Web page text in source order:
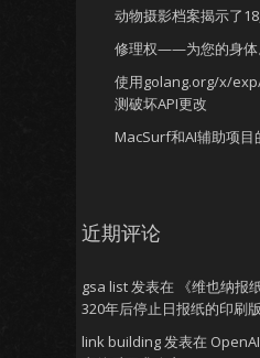
动物摄影档案揭示了
修理权——为您的身体
使用golang.org/x/
测破坏API更改
MacSurf和AI辅助项目
近期评论
gsa list发表在
《维也纳报
320年后停止日报纸的印刷版
link building发表在